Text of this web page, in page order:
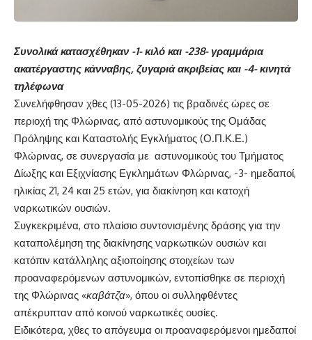
Συνολικά κατασχέθηκαν -1- κιλό και -238- γραμμάρια
ακατέργαστης κάνναβης, ζυγαριά ακριβείας και -4- κινητά
τηλέφωνα
Συνελήφθησαν χθες (13-05-2026) τις βραδινές ώρες σε
περιοχή της Φλώρινας, από αστυνομικούς της Ομάδας
Πρόληψης και Καταστολής Εγκλήματος (Ο.Π.Κ.Ε.)
Φλώρινας, σε συνεργασία με αστυνομικούς του Τμήματος
Δίωξης και Εξιχνίασης Εγκλημάτων Φλώρινας, -3- ημεδαποί,
ηλικίας 21, 24 και 25 ετών, για διακίνηση και κατοχή
ναρκωτικών ουσιών.
Συγκεκριμένα, στο πλαίσιο συντονισμένης δράσης για την
καταπολέμηση της διακίνησης ναρκωτικών ουσιών και
κατόπιν κατάλληλης αξιοποίησης στοιχείων των
προαναφερόμενων αστυνομικών, εντοπίσθηκε σε περιοχή
της Φλώρινας «καβάτζα», όπου οι συλληφθέντες
απέκρυπταν από κοινού ναρκωτικές ουσίες.
Ειδικότερα, χθες το απόγευμα οι προαναφερόμενοι ημεδαποί